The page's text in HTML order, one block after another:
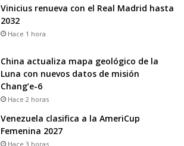
Vinicius renueva con el Real Madrid hasta
2032
Hace 1 hora
China actualiza mapa geológico de la
Luna con nuevos datos de misión
Chang’e-6
Hace 2 horas
Venezuela clasifica a la AmeriCup
Femenina 2027
Hace 3 horas